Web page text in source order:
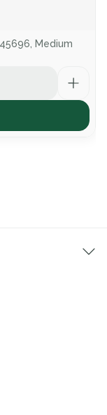
Medium